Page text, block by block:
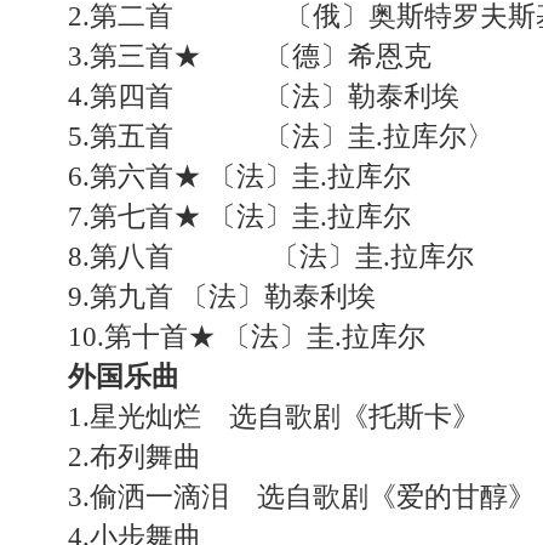
2.第二首 〔俄〕奥斯特罗夫斯
3.第三首★ 〔德〕希恩克
4.第四首 〔法〕勒泰利埃
5.第五首 〔法〕圭.拉库尔〉
6.第六首★ 〔法〕圭.拉库尔
7.第七首★ 〔法〕圭.拉库尔
8.第八首 〔法〕圭.拉库尔
9.第九首 〔法〕勒泰利埃
10.第十首★ 〔法〕圭.拉库尔
外国乐曲
1.星光灿烂 选自歌剧《托斯卡》
2.布列舞曲 〔德-英
3.偷洒一滴泪 选自歌剧《爱的甘醇
4.小步舞曲 〔意〕